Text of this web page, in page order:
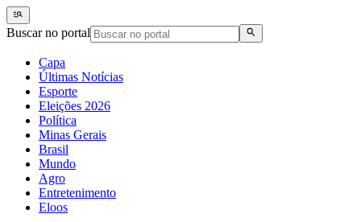
Buscar no portal
Capa
Últimas Notícias
Esporte
Eleições 2026
Política
Minas Gerais
Brasil
Mundo
Agro
Entretenimento
Eloos